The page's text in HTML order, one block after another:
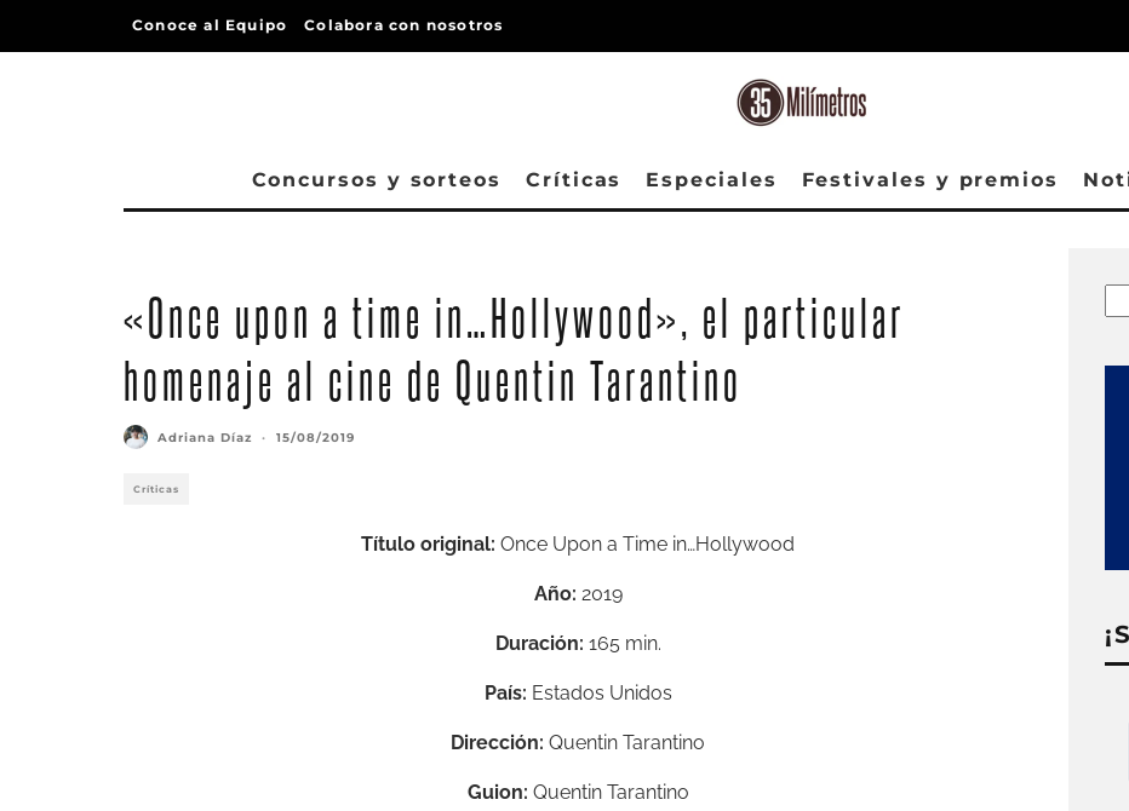
Conoce al Equipo Colabora con nosotros
Concursos y sorteos Críticas Especiales Festivales y premios
«Once upon a time in…Hollywood», el particular
homenaje al cine de Quentin Tarantino
Adriana Díaz · 15/08/2019
Críticas
Título original: Once Upon a Time in…Hollywood
Año: 2019
Duración: 165 min.
País: Estados Unidos
Dirección: Quentin Tarantino
Guion: Quentin Tarantino